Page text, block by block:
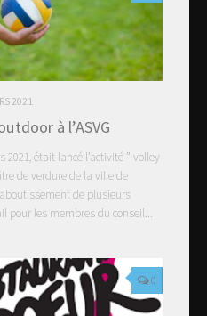
2021
à l’ASVG
2021, était lancé l’activité ” volley
de verdure de la ville de
de plusieurs
pour les membres du conseil...
0